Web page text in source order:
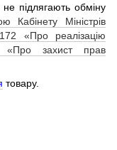
підлягають обміну
Кабінету Міністрів
«Про реалізацію
«Про захист прав
товару.